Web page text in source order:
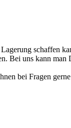
schaffen
Bei uns kann
bei Fragen